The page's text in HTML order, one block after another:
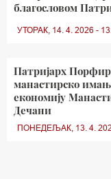
благословом
УТОРАК, 14. 4. 2026 -
Патријарх
манастирско
економију
Дечани
ПОНЕДЕЉАК, 13. 4.